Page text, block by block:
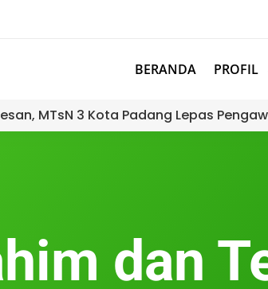
BERANDA PROFIL
MTsN 3 Kota Padang Lepas
dan